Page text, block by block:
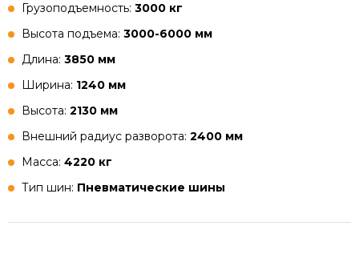
Грузоподъемность: 3000 кг
Высота подъема: 3000-6000 мм
Длина: 3850 мм
Ширина: 1240 мм
Высота: 2130 мм
Внешний радиус разворота: 2400 мм
Масса: 4220 кг
Тип шин: Пневматические шины